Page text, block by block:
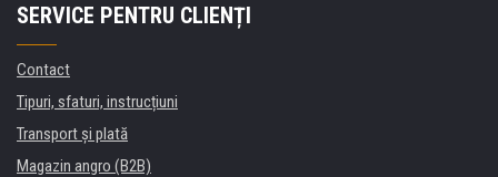
SERVICE PENTRU CLIENȚI
Contact
Tipuri, sfaturi, instrucțiuni
Transport şi plată
Magazin angro (B2B)